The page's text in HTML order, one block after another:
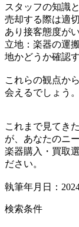
スタッフの知識
売却する際は適
あり接客態度が
立地：楽器の運
地かどうか確認
これらの観点か
会えるでしょう。
これまで見てき
が、あなたのニ
楽器購入・買取
ださい。
執筆年月日：
検索条件